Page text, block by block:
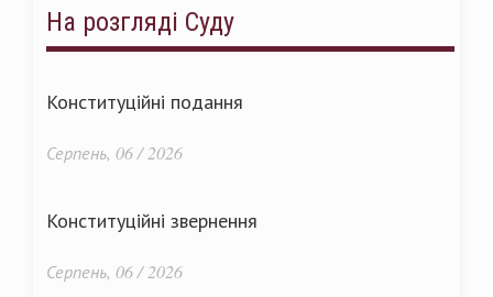
На розгляді Суду
Конституційні подання
Серпень, 06 / 2026
Конституційні звернення
Серпень, 06 / 2026